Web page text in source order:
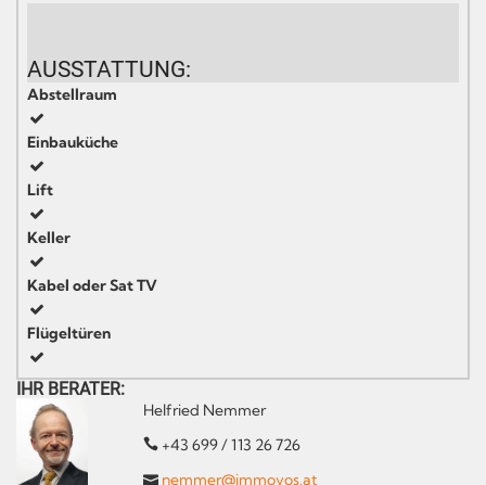
AUSSTATTUNG:
Abstellraum
Einbauküche
Lift
Keller
Kabel oder Sat TV
Flügeltüren
IHR BERATER:
Helfried Nemmer
+43 699 / 113 26 726
nemmer@immovos.at